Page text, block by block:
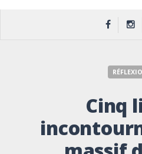
Cinq